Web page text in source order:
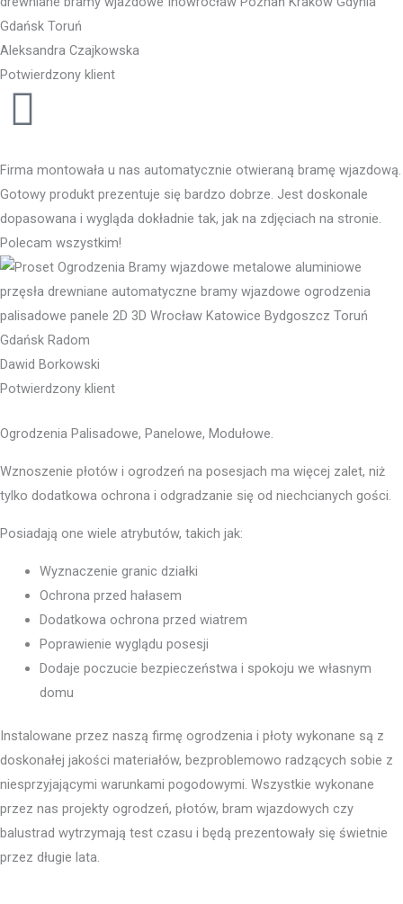
Aleksandra Czajkowska
Potwierdzony klient
Firma montowała u nas automatycznie otwieraną bramę wjazdową.
Gotowy produkt prezentuje się bardzo dobrze. Jest doskonale
dopasowana i wygląda dokładnie tak, jak na zdjęciach na stronie.
Polecam wszystkim!
Dawid Borkowski
Potwierdzony klient
Ogrodzenia Palisadowe, Panelowe, Modułowe.
Wznoszenie płotów i ogrodzeń na posesjach ma więcej zalet, niż
tylko dodatkowa ochrona i odgradzanie się od niechcianych gości.
Posiadają one wiele atrybutów, takich jak:
Wyznaczenie granic działki
Ochrona przed hałasem
Dodatkowa ochrona przed wiatrem
Poprawienie wyglądu posesji
Dodaje poczucie bezpieczeństwa i spokoju we własnym
domu
Instalowane przez naszą firmę ogrodzenia i płoty wykonane są z
doskonałej jakości materiałów, bezproblemowo radzących sobie z
niesprzyjającymi warunkami pogodowymi. Wszystkie wykonane
przez nas projekty ogrodzeń, płotów, bram wjazdowych czy
balustrad wytrzymają test czasu i będą prezentowały się świetnie
przez długie lata.